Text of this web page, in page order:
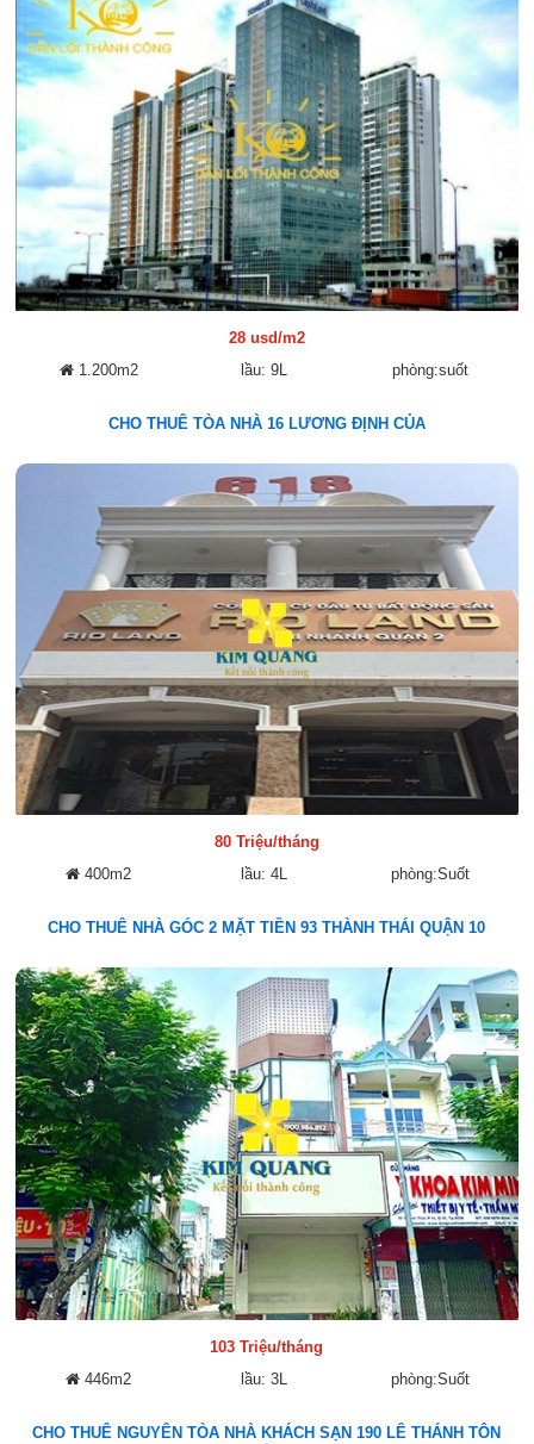
28 usd/m2
1.200m2
lầu: 9L phòng:suốt
CHO THUÊ TÒA NHÀ 16 LƯƠNG ĐỊNH CỦA
80 Triệu/tháng
400m2
lầu: 4L phòng:Suốt
CHO THUÊ NHÀ GÓC 2 MẶT TIỀN 93 THÀNH THÁI QUẬN 10
103 Triệu/tháng
446m2
lầu: 3L phòng:Suốt
CHO THUÊ NGUYÊN TÒA NHÀ KHÁCH SẠN 190 LÊ THÁNH TÔN